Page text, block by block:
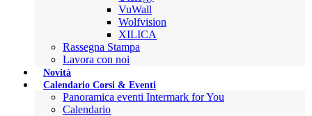
VuWall
Wolfvision
XILICA
Rassegna Stampa
Lavora con noi
Novità
Calendario Corsi & Eventi
Panoramica eventi Intermark for You
Calendario